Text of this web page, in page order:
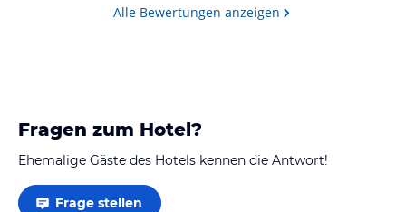
Alle Bewertungen anzeigen
Fragen zum Hotel?
Ehemalige Gäste des Hotels kennen die Antwort!
Frage stellen